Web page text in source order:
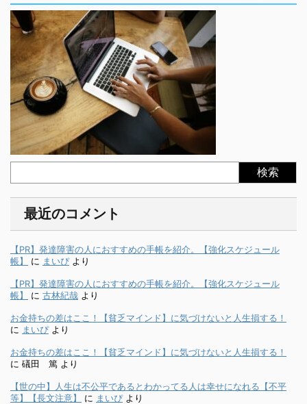
検索
最近のコメント
【PR】発達障害の人におすすめの手帳を紹介。【強化スケジュール
帳】
に まいぴより
【PR】発達障害の人におすすめの手帳を紹介。【強化スケジュール
帳】
に 古林紀哉 より
お金持ちの差はここ！【貧乏マインド】に気づけないと人生損する！
に まいぴより
お金持ちの差はここ！【貧乏マインド】に気づけないと人生損する！
に 礒田 篤 より
【世の中】人生は不公平であるとわかってる人は幸せになれる【不平
等】【長文注意】
に まいぴより